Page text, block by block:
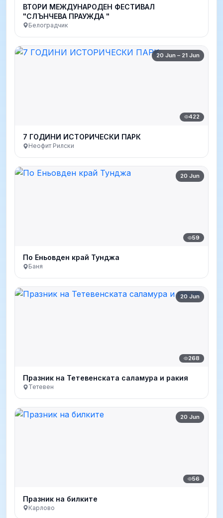
ВТОРИ МЕЖДУНАРОДЕН ФЕСТИВАЛ
"СЛЪНЧЕВА ПРАУЖДА "
Белоградчик
20 Jun – 21 Jun
422
7 ГОДИНИ ИСТОРИЧЕСКИ ПАРК
Неофит Рилски
20 Jun
59
По Еньовден край Тунджа
Баня
20 Jun
268
Празник на Тетевенската саламура и ракия
Тетевен
20 Jun
56
Празник на билките
Карлово